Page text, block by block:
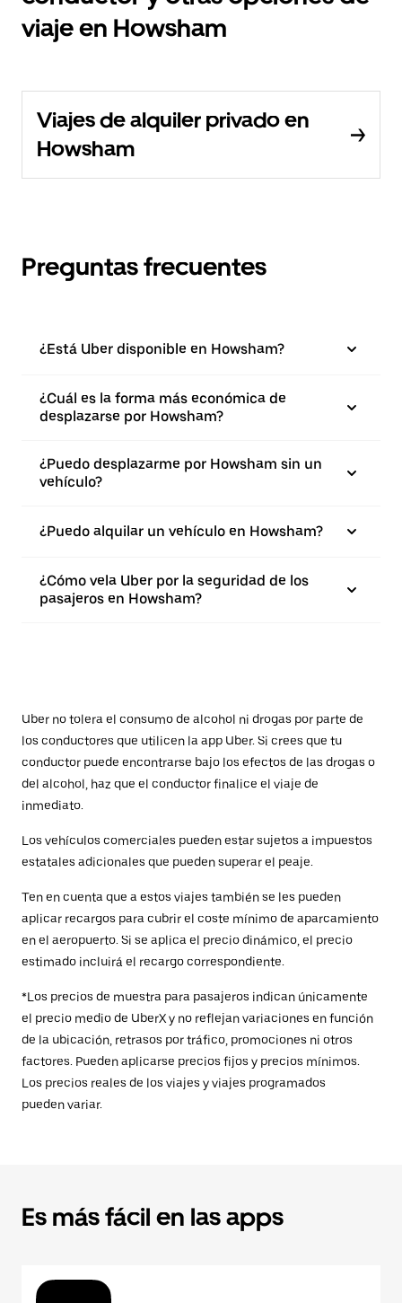
viaje en Howsham
Viajes de alquiler privado en
Howsham
Preguntas frecuentes
¿Está Uber disponible en Howsham?
¿Cuál es la forma más económica de
desplazarse por Howsham?
¿Puedo desplazarme por Howsham sin un
vehículo?
¿Puedo alquilar un vehículo en Howsham?
¿Cómo vela Uber por la seguridad de los
pasajeros en Howsham?
Uber no tolera el consumo de alcohol ni drogas por parte de
los conductores que utilicen la app Uber. Si crees que tu
conductor puede encontrarse bajo los efectos de las drogas o
del alcohol, haz que el conductor finalice el viaje de
inmediato.
Los vehículos comerciales pueden estar sujetos a impuestos
estatales adicionales que pueden superar el peaje.
Ten en cuenta que a estos viajes también se les pueden
aplicar recargos para cubrir el coste mínimo de aparcamiento
en el aeropuerto. Si se aplica el precio dinámico, el precio
estimado incluirá el recargo correspondiente.
*Los precios de muestra para pasajeros indican únicamente
el precio medio de UberX y no reflejan variaciones en función
de la ubicación, retrasos por tráfico, promociones ni otros
factores. Pueden aplicarse precios fijos y precios mínimos.
Los precios reales de los viajes y viajes programados
pueden variar.
Es más fácil en las apps